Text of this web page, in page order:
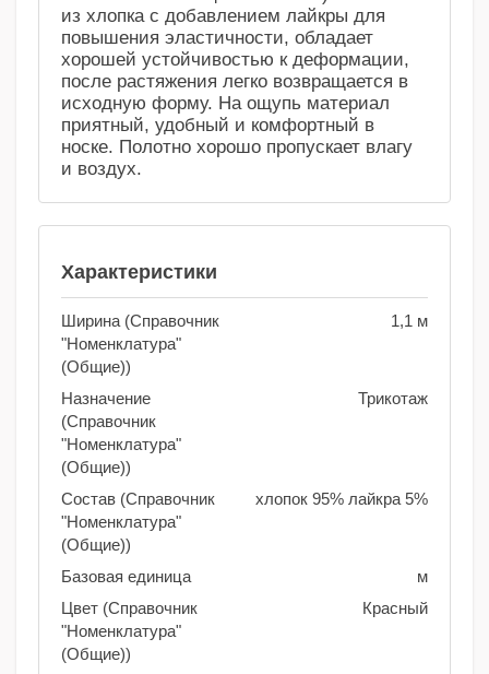
из хлопка с добавлением лайкры для
повышения эластичности, обладает
хорошей устойчивостью к деформации,
после растяжения легко возвращается в
исходную форму. На ощупь материал
приятный, удобный и комфортный в
носке. Полотно хорошо пропускает влагу
и воздух.
Характеристики
Ширина (Справочник
"Номенклатура"
(Общие))
1,1 м
Назначение
(Справочник
"Номенклатура"
(Общие))
Трикотаж
Состав (Справочник
"Номенклатура"
(Общие))
хлопок 95% лайкра 5%
Базовая единица
м
Цвет (Справочник
"Номенклатура"
(Общие))
Красный